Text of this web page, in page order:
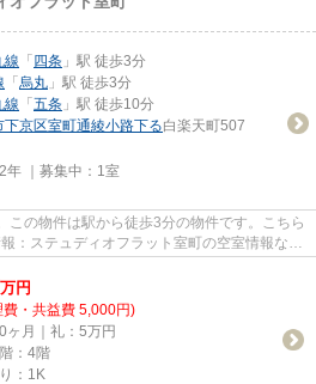
線 「 四条 」駅 徒歩3分
「 烏丸 」駅 徒歩3分
線 「 五条 」駅 徒歩10分
下京区室町通綾小路下る白楽天町507
｜募集中： 1室
この物件は駅から徒歩3分の物件です。こちら
：ステュディオフラット室町の空室情報なら
万円
費・共益費 5,000円)
ヶ月｜礼：5万円
：4階
：1K